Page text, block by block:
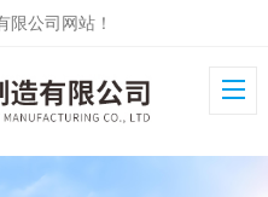
限公司网站！